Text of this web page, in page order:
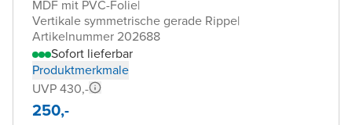
MDF mit PVC-Folie|
Vertikale symmetrische gerade Rippe|
Artikelnummer 202688
Sofort lieferbar
Produktmerkmale
UVP 430,-
250,-